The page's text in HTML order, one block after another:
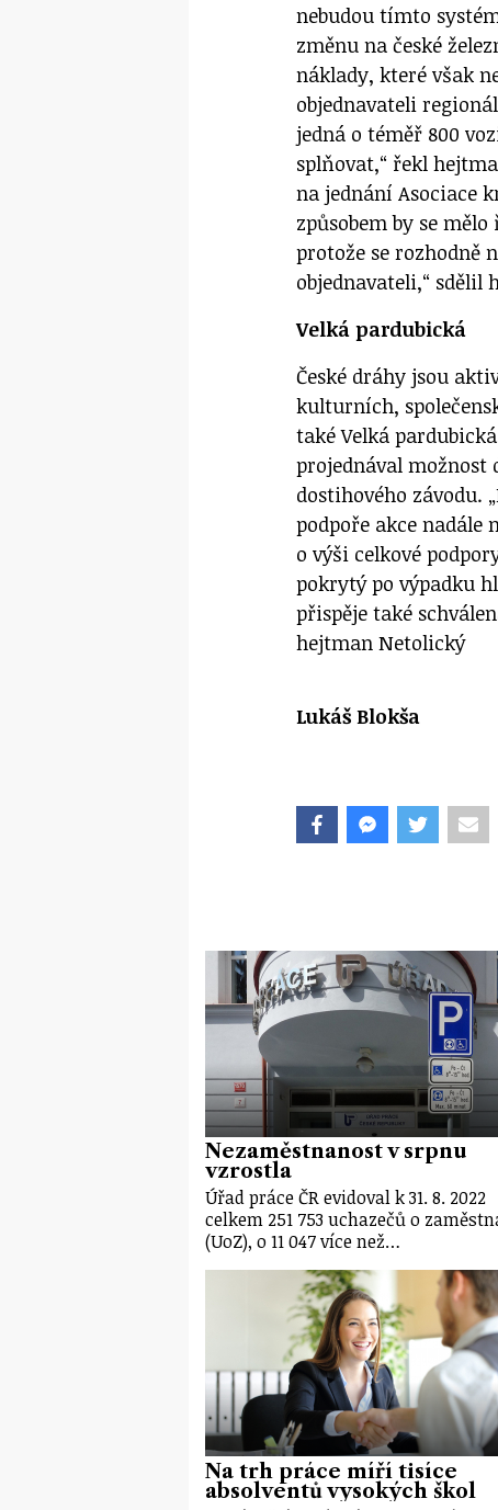
nebudou tímto
změnu na české
náklady, které však
objednavateli
jedná o téměř 800
splňovat,“ řekl
na jednání Asociace
způsobem by se
protože se rozhodně
objednavateli,“ sdělil
Velká pardubická
České dráhy jsou
kulturních,
také Velká
projednával možnost
dostihového závodu.
podpoře akce nadále
o výši celkové
pokrytý po výpadku
přispěje také
hejtman Netolický
Lukáš Blokša
Nezaměstnanost v srpnu
vzrostla
Úřad práce ČR evidoval k 31. 8. 2022
celkem 251 753 uchazečů o
(UoZ), o 11 047 více než…
Na trh práce míří tisíce
absolventů vysokých škol